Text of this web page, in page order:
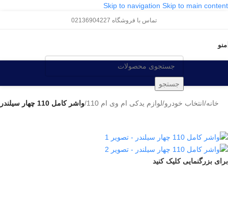
Skip to navigation Skip to main content
تماس با فروشگاه 02136904227
منو
جستجو
خانه/انتخاب خودرو/لوازم یدکی ام وی ام 110 /واشر کامل 110 چهار سیلندر
برای بزرگنمایی کلیک کنید